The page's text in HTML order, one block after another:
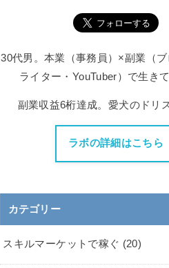
30代男。本業（事務員）×副業（
ライター・YouTuber）で生きて
副業収益6桁達成。愛犬のドリ
ラボの詳細はこちら
カテゴリー
スキルマーケットで稼ぐ (20)